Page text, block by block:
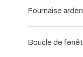
Fournaise
Boucle de